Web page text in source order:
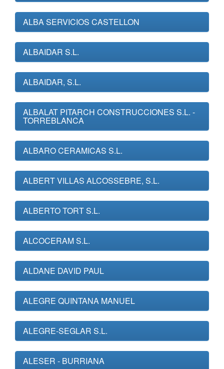
ALBA SERVICIOS CASTELLON
ALBAIDAR S.L.
ALBAIDAR, S.L.
ALBALAT PITARCH CONSTRUCCIONES S.L. -
TORREBLANCA
ALBARO CERAMICAS S.L.
ALBERT VILLAS ALCOSSEBRE, S.L.
ALBERTO TORT S.L.
ALCOCERAM S.L.
ALDANE DAVID PAUL
ALEGRE QUINTANA MANUEL
ALEGRE-SEGLAR S.L.
ALESER - BURRIANA